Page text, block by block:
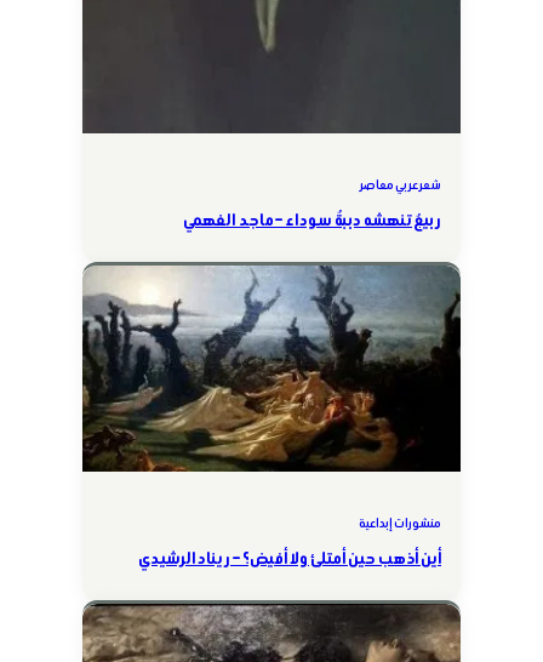
شعر عربي معاصر
ربيعٌ تنهشه دببةٌ سوداء – ماجد الفهمي
منشورات إبداعية
أين أذهب حين أمتلئ ولا أفيض؟ – ريناد الرشيدي